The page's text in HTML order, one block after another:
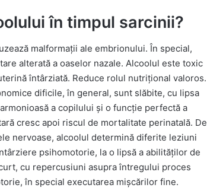
în timpul sarcinii?
malformații ale embrionului. În special,
alterată a oaselor nazale. Alcoolul este toxic
întârziată. Reduce rolul nutrițional valoros.
dificile, în general, sunt slăbite, cu lipsa
a copilului și o funcție perfectă a
cresc apoi riscul de mortalitate perinatală. De
nervoase, alcoolul determină diferite leziuni
psihomotorie, la o lipsă a abilităților de
cu repercusiuni asupra întregului proces
în special executarea mișcărilor fine.